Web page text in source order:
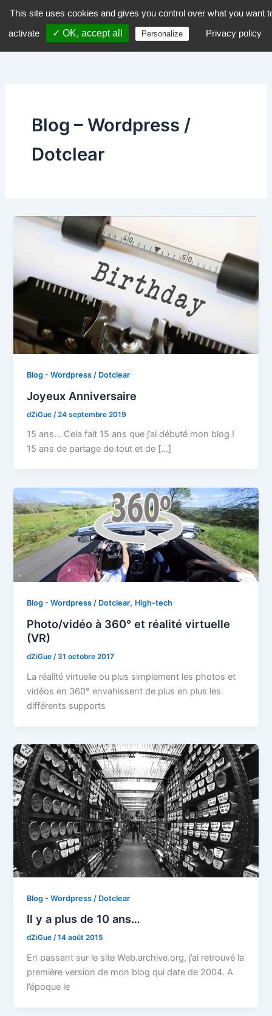
contenu
dZiGue
Blog – Wordpress /
Dotclear
Blog - Wordpress / Dotclear
Joyeux Anniversaire
dZiGue /24 septembre 2019
15 ans… Cela fait 15 ans que j’ai débuté mon blog !
15 ans de partage de tout et de […]
Blog - Wordpress / Dotclear, High-tech
Photo/vidéo à 360° et réalité virtuelle
(VR)
dZiGue/31 octobre 2017
La réalité virtuelle ou plus simplement les photos et
vidéos en 360° envahissent de plus en plus les
différents supports
Blog - Wordpress / Dotclear
Il y a plus de 10 ans…
dZiGue/14 août 2015
En passant sur le site Web.archive.org, j’ai retrouvé la
première version de mon blog qui date de 2004. A
l’époque le
This site uses cookies and gives you control over what you want
activate
✓ OK, accept all Personalize Privacy policy